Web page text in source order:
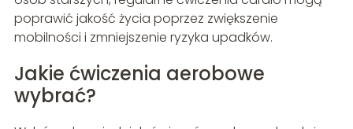
poprawić jakość życia poprzez zwiększenie
mobilności i zmniejszenie ryzyka upadków.
Jakie ćwiczenia aerobowe
wybrać?